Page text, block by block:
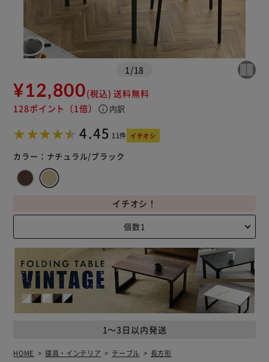
1 /18
¥12,800(税込) 送料無料
128ポイント （1倍） info 内訳
4.45 11件 イチオシ
カラー： ナチュラル/ブラック
1～3日以内発送
イチオシ！
HOME 寝具・インテリア テーブル 長方形